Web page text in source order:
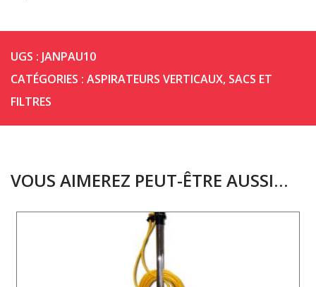
UGS : JANPAU10
CATÉGORIES : ASPIRATEURS VERTICAUX, SACS ET
FILTRES
VOUS AIMEREZ PEUT-ÊTRE AUSSI…